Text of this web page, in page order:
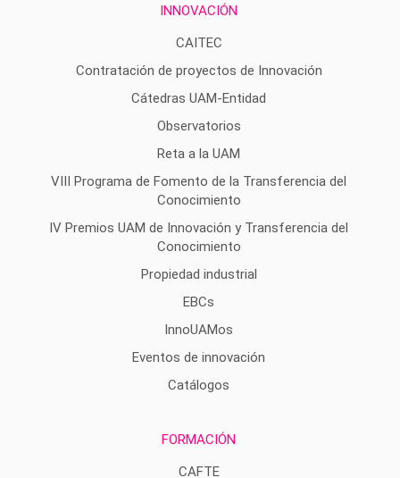
INNOVACIÓN
CAITEC
Contratación de proyectos de Innovación
Cátedras UAM-Entidad
Observatorios
Reta a la UAM
VIII Programa de Fomento de la Transferencia del
Conocimiento
IV Premios UAM de Innovación y Transferencia del
Conocimiento
Propiedad industrial
EBCs
InnoUAMos
Eventos de innovación
Catálogos
FORMACIÓN
CAFTE